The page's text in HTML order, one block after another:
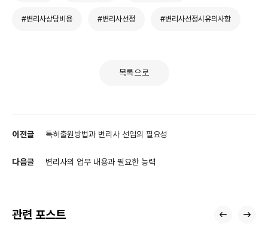
#변리사상담비용 #변리사선정 #변리사선정시유의사항
목록으로
이전글 특허출원방법과 변리사 선임의 필요성
다음글 변리사의 업무 내용과 필요한 능력
관련 포스트